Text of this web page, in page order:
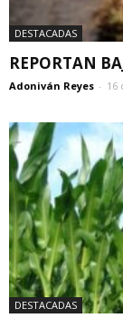
DESTACADAS
REPORTAN
Adoniván Reyes - 16
DESTACADAS